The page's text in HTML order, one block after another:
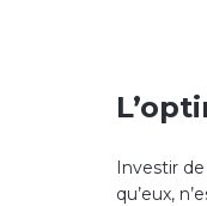
Investir
qu’eux,